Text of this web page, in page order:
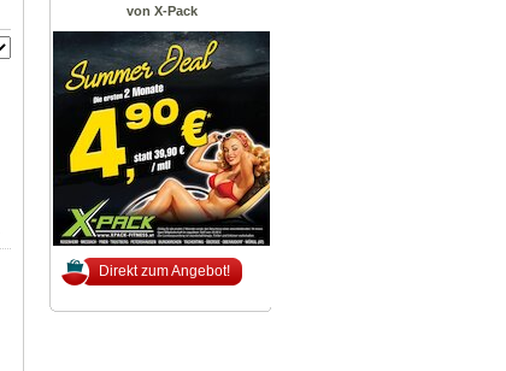
von X-Pack
Direkt zum Angebot!